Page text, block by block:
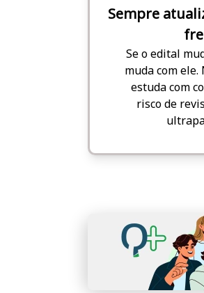
Sempre
Se o edital
muda com ele.
estuda com
risco de